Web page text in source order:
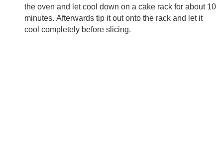
the oven and let cool down on a cake rack for about 10
minutes. Afterwards tip it out onto the rack and let it
cool completely before slicing.